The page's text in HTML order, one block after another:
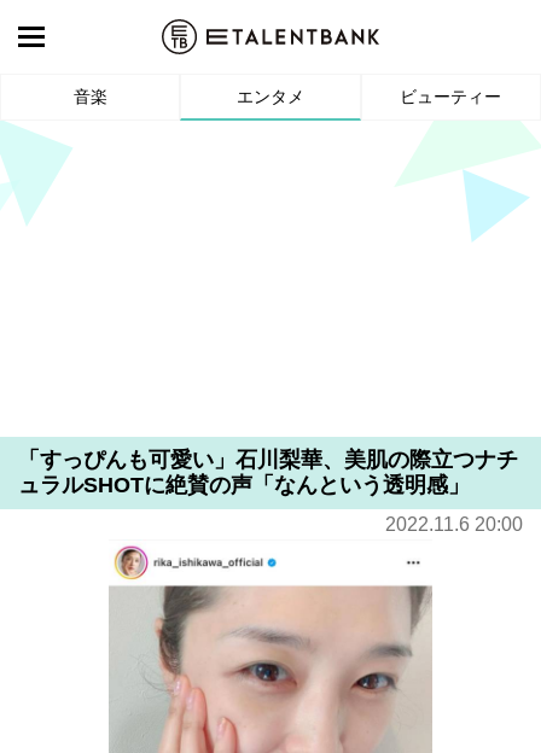
音楽 エンタメ ビューティー
「すっぴんも可愛い」石川梨華、美肌の際立つナチ
ュラルSHOTに絶賛の声「なんという透明感」
2022.11.6 20:00